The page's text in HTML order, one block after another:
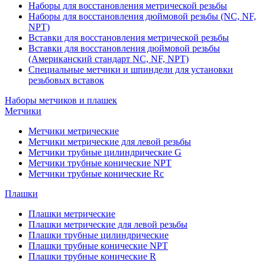
Наборы для восстановления метрической резьбы
Наборы для восстановления дюймовой резьбы (NC, NF,
NPT)
Вставки для восстановления метрической резьбы
Вставки для восстановления дюймовой резьбы
(Американский стандарт NC, NF, NPT)
Специальные метчики и шпиндели для установки
резьбовых вставок
Наборы метчиков и плашек
Метчики
Метчики метрические
Метчики метрические для левой резьбы
Метчики трубные цилиндрические G
Метчики трубные конические NPT
Метчики трубные конические Rc
Плашки
Плашки метрические
Плашки метрические для левой резьбы
Плашки трубные цилиндрические
Плашки трубные конические NPT
Плашки трубные конические R